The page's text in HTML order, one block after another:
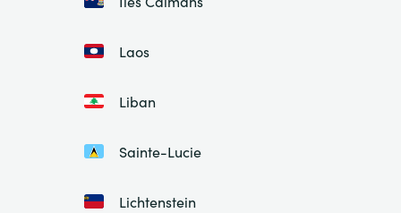
Laos
Liban
Sainte-Lucie
Lichtenstein